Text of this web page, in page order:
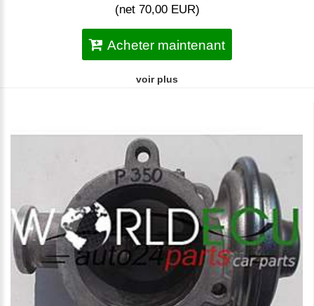
(net 70,00 EUR)
Acheter maintenant
voir plus